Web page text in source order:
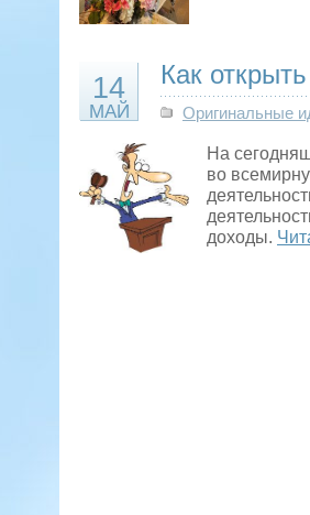
14
МАЙ
Как
Оригинальные
На
во
доходы.